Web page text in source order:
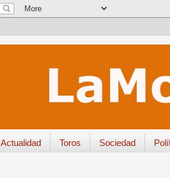
Actualidad Toros Sociedad